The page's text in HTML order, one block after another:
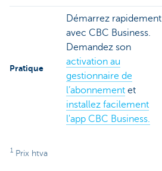
Pratique
Démarrez rapidement
avec CBC Business.
Demandez son
activation au
gestionnaire de
l’abonnement et
installez facilement
l'app CBC Business.
1 Prix htva